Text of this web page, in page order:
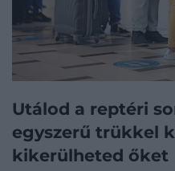
Utálod a reptéri
egyszerű trükkel
kikerülheted őket